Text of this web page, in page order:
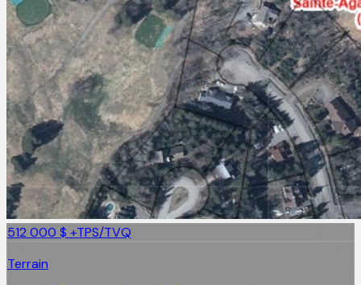
512 000 $ +TPS/TVQ
Terrain